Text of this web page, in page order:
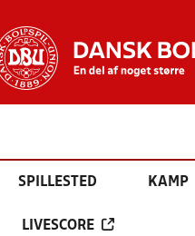
SPILLESTED KAMP
LIVESCORE